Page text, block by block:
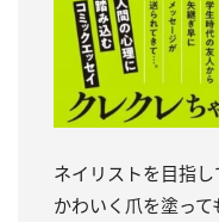
ネイリストを目指し
かわいく爪を塗って